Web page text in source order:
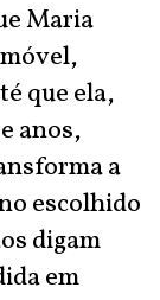
Maria
que ela,
anos,
a
escolhido
digam
em